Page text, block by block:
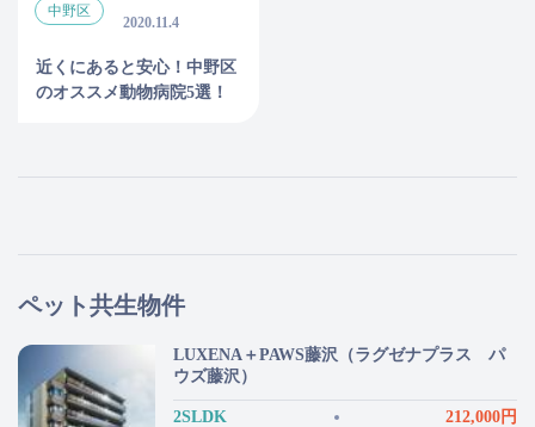
中野区
2020.11.4
近くにあると安心！中野区
のオススメ動物病院5選！
ペット共生物件
LUXENA＋PAWS藤沢（ラグゼナプラス パ
ウズ藤沢）
2SLDK 212,000円